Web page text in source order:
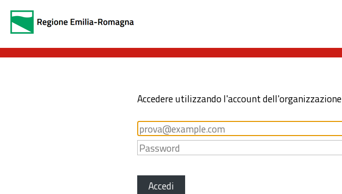
Accedere utilizzando l'account dell'organizzazione
Accedi